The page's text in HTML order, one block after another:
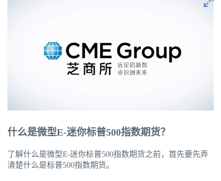
什么是微型E-迷你标普500指数期货？
了解什么是微型E-迷你标普500指数期货之前，首先要先弄
清楚什么是标普500指数期货。